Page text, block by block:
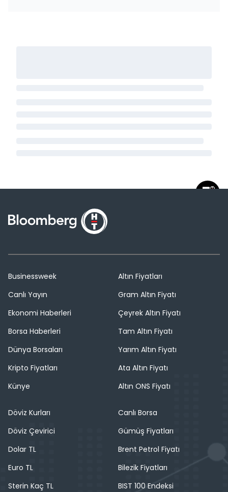
Businessweek
Canlı Yayın
Ekonomi Haberleri
Borsa Haberleri
Dünya Borsaları
Kripto Fiyatları
Künye
Altın Fiyatları
Gram Altın Fiyatı
Çeyrek Altın Fiyatı
Tam Altın Fiyatı
Yarım Altın Fiyatı
Ata Altın Fiyatı
Altın ONS Fiyatı
Döviz Kurları
Döviz Çevirici
Dolar TL
Euro TL
Sterin Kaç TL
Canlı Borsa
Gümüş Fiyatları
Brent Petrol Fiyatı
Bilezik Fiyatları
BIST 100 Endeksi